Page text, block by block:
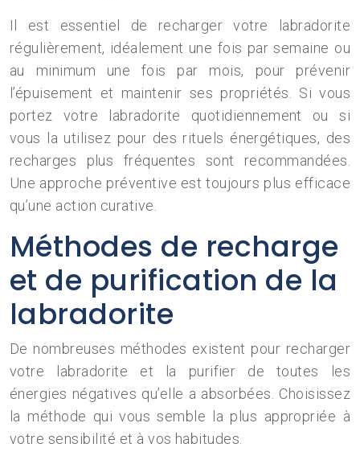
Il est essentiel de recharger votre labradorite
régulièrement, idéalement une fois par semaine ou
au minimum une fois par mois, pour prévenir
l’épuisement et maintenir ses propriétés. Si vous
portez votre labradorite quotidiennement ou si
vous la utilisez pour des rituels énergétiques, des
recharges plus fréquentes sont recommandées.
Une approche préventive est toujours plus efficace
qu’une action curative.
Méthodes de recharge
et de purification de la
labradorite
De nombreuses méthodes existent pour recharger
votre labradorite et la purifier de toutes les
énergies négatives qu’elle a absorbées. Choisissez
la méthode qui vous semble la plus appropriée à
votre sensibilité et à vos habitudes.